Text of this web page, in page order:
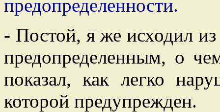
предопределенности.
- Постой, я же исходил
предопределенным, о
показал, как легко
которой предупрежден.